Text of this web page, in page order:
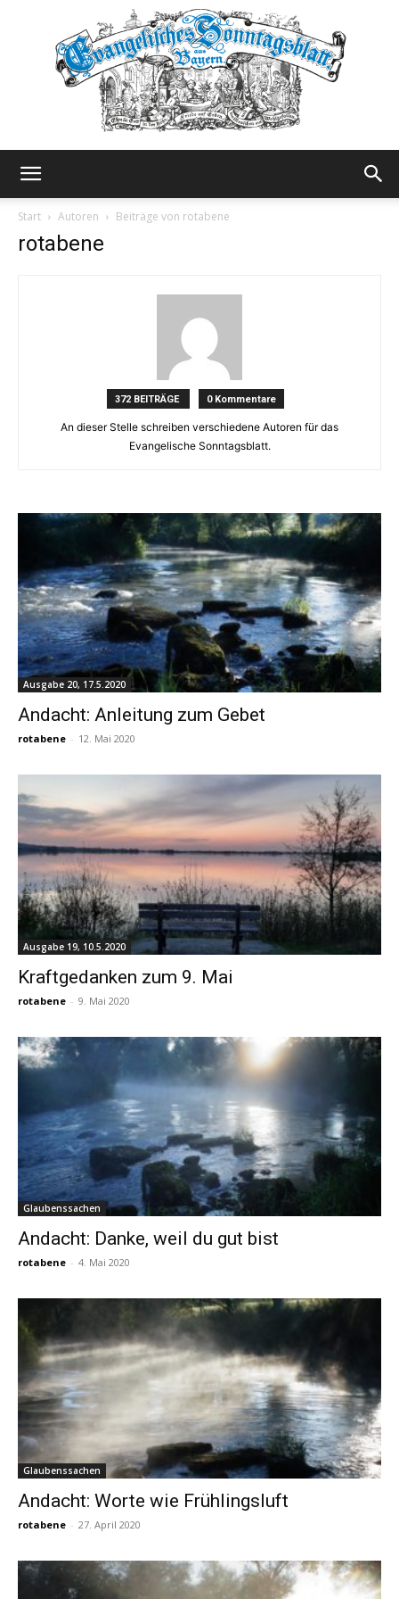
Start Autoren Beiträge von rotabene
rotabene
372 BEITRÄGE 0 Kommentare
An dieser Stelle schreiben verschiedene Autoren für das
Evangelische Sonntagsblatt.
Ausgabe 20, 17.5.2020
Andacht: Anleitung zum Gebet
rotabene - 12. Mai 2020
Ausgabe 19, 10.5.2020
Kraftgedanken zum 9. Mai
rotabene - 9. Mai 2020
Glaubenssachen
Andacht: Danke, weil du gut bist
rotabene - 4. Mai 2020
Glaubenssachen
Andacht: Worte wie Frühlingsluft
rotabene - 27. April 2020